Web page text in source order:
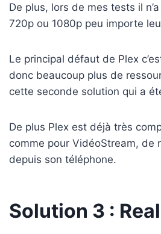
De plus, lors de mes tests il
720p ou 1080p peu importe
Le principal défaut de Plex
donc beaucoup plus de
cette seconde solution qui a
De plus Plex est déjà très
comme pour VidéoStream, de
depuis son téléphone.
Solution 3 :